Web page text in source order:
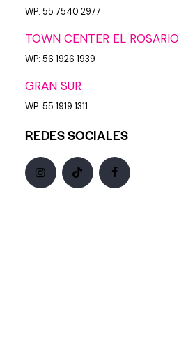
WP: 55 7540 2977
TOWN CENTER EL ROSARIO
WP: 56 1926 1939
GRAN SUR
WP: 55 1919 1311
REDES SOCIALES